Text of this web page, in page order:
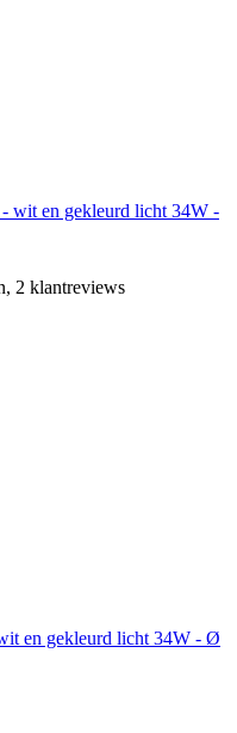
wit en gekleurd licht 34W -
2 klantreviews
en gekleurd licht 34W - Ø